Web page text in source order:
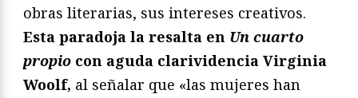
obras literarias, sus intereses creativos.
Esta paradoja la resalta en Un cuarto
propio con aguda clarividencia Virginia
Woolf, al señalar que «las mujeres han